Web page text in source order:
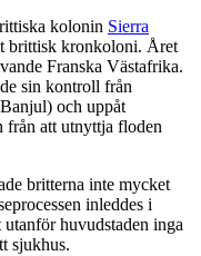
kolonin Sierra
brittisk kronkoloni. Året
Franska Västafrika.
sin kontroll från
och uppåt
från att utnyttja floden
britterna inte mycket
inleddes i
huvudstaden inga
sjukhus.